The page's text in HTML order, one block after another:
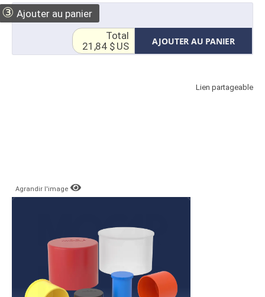
③ Ajouter au panier
AJOUTER AU PANIER
Total
21,84 $ US
Lien partageable
Agrandir l'image